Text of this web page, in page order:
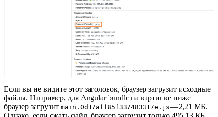
Если вы не видите этот заголовок, браузер загрузит исходные
файлы. Например, для Angular bundle на картинке ниже
браузер загрузит main.0d17aff85f337483317e.js— 2,21 МБ.
Однако, если сжать файл, браузер загрузит только 495,13 КБ.